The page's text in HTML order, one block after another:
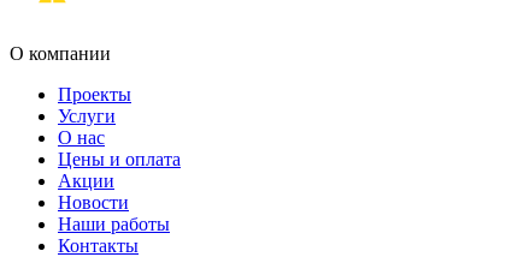
О компании
Проекты
Услуги
О нас
Цены и оплата
Акции
Новости
Наши работы
Контакты